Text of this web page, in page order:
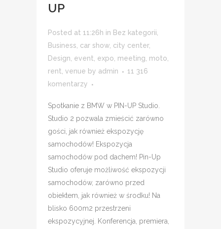
UP
Posted at 11:26h in Bez kategorii
Business car show city center,
Design event expo meeting moto
rent venue by admin
11 316
komentarzy
Spotkanie z BMW w PIN-UP Studio.
Studio 2 pozwala zmieścić zarówno
gości, jak również ekspozycję
samochodów! Ekspozycja
samochodów pod dachem! Pin-Up
Studio oferuje możliwość ekspozycji
samochodów, zarówno przed
obiektem, jak również w środku! Na
blisko 600m2 przestrzeni
ekspozycyjnej. Konferencja, premiera,